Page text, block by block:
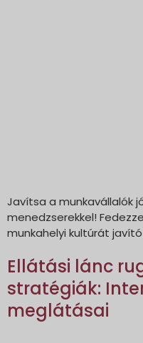
Javítsa a munkavállalók
menedzserekkel!
munkahelyi kultúrát
Ellátási lánc
stratégiák:
meglátásai